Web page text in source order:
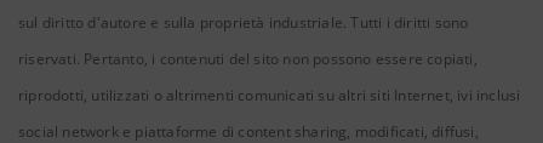
sul diritto d'autore e sulla proprietà industriale. Tutti i diritti sono
riservati. Pertanto, i contenuti del sito non possono essere copiati,
riprodotti, utilizzati o altrimenti comunicati su altri siti Internet, ivi inclusi
social network e piattaforme di content sharing, modificati, diffusi,